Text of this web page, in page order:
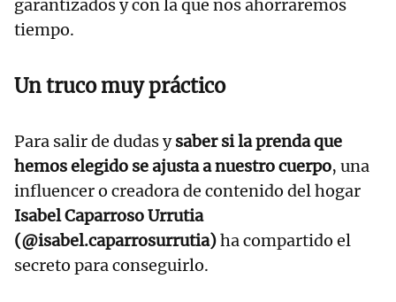
garantizados y con la que nos ahorraremos
tiempo.
Un truco muy práctico
Para salir de dudas ysaber si la prenda que
hemos elegido se ajusta a nuestro cuerpo, una
influencer o creadora de contenido del hogar
Isabel Caparroso Urrutia
(@isabel.caparrosurrutia)ha compartido el
secreto para conseguirlo.